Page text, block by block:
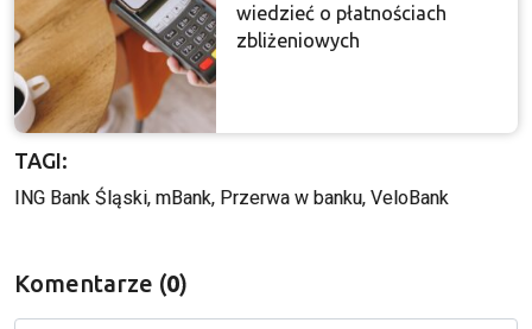
wiedzieć o płatnościach
zbliżeniowych
TAGI:
ING Bank Śląski, mBank, Przerwa w banku, VeloBank
Komentarze (0)